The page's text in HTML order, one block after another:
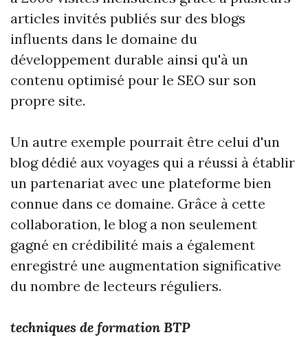
articles invités publiés sur des blogs
influents dans le domaine du
développement durable ainsi qu'à un
contenu optimisé pour le SEO sur son
propre site.
Un autre exemple pourrait être celui d'un
blog dédié aux voyages qui a réussi à établir
un partenariat avec une plateforme bien
connue dans ce domaine. Grâce à cette
collaboration, le blog a non seulement
gagné en crédibilité mais a également
enregistré une augmentation significative
du nombre de lecteurs réguliers.
techniques de formation BTP